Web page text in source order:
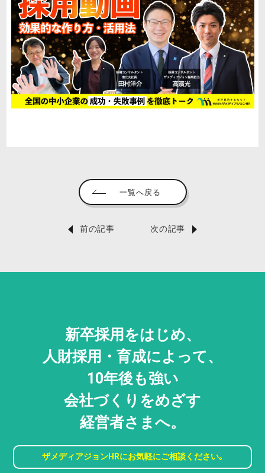
前の記事
一覧へ戻る
次の記事
新卒採用をはじめ、
人財採用・ 育成によって、
10年後も強い
会社づくりをめざす
経営者さまへ。
ザメディアジョンHRにお気軽にご相談ください｡